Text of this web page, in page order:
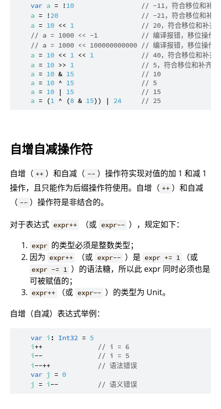
var a = ! 10
// -11，符合移位和补齐
a = !20
// -21，符合移位和补齐
a = 10 << 1
// 20，符合移位和补齐
// a = 1000 << -1           // 编译报错，移位操作溢出
// a = 1000 << 100000000000 // 编译报错，移位操作溢
a = 10 << 1 << 1
// 40，符合移位和补齐
a = 10 >> 1
// 5，符合移位和补齐规
a = 10 & 15
// 10
a = 10 ^ 15
// 5
a = 10 | 15
// 15
a = (1 ^ (8 & 15)) | 24 // 25
自增自减操作符
自增（ ++ ）和自减（ -- ）操作符实现对值的加 1 和减 1
操作，且只能作为后缀操作符使用。自增（ ++ ）和自减
（ -- ）操作符是非结合的。
对于表达式 expr++ （或 expr-- ），规定如下：
expr 的类型必须是整数类型；
因为 expr++ （或 expr-- ）是 expr += 1 （或
expr -= 1 ）的语法糖，所以此 expr 同时必须也是
可被赋值的；
expr++ （或 expr-- ）的类型为 Unit。
自增（自减）表达式举例：
var i : Int32 = 5
i++
// i = 6
i--
// i = 5
i--++
// 语法错误
var j = 0
j
= i-- // 语义错误